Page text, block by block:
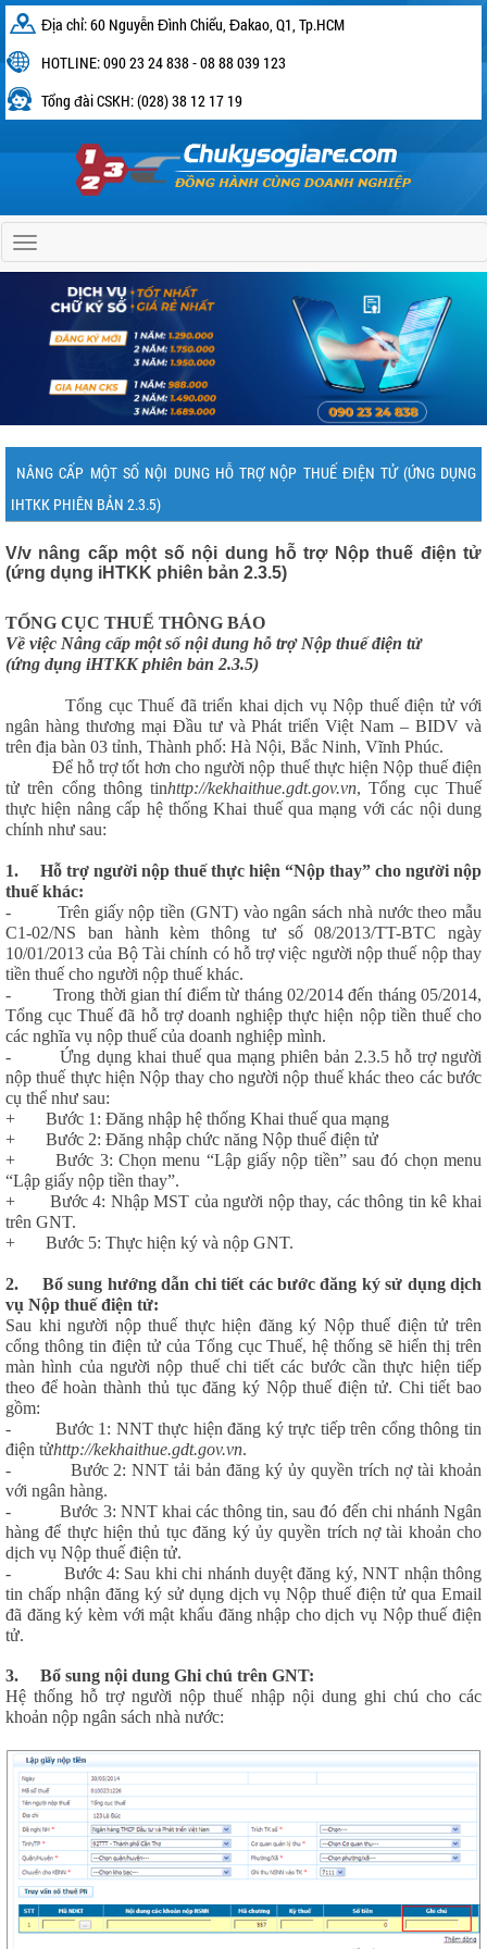
Địa chỉ: 60 Nguyễn Đình Chiểu, Đakao, Q1, Tp.HCM
HOTLINE: 090 23 24 838 - 08 88 039 123
Tổng đài CSKH: (028) 38 12 17 19
NÂNG CẤP MỘT SỐ NỘI DUNG HỖ TRỢ NỘP THUẾ ĐIỆN TỬ (ỨNG DỤNG
IHTKK PHIÊN BẢN 2.3.5)
V/v nâng cấp một số nội dung hỗ trợ Nộp thuế điện tử
(ứng dụng iHTKK phiên bản 2.3.5)
TỔNG CỤC THUẾ THÔNG BÁO
Về việc Nâng cấp một số nội dung hỗ trợ Nộp thuế điện tử
(ứng dụng iHTKK phiên bản 2.3.5)
Tổng cục Thuế đã triển khai dịch vụ Nộp thuế điện tử với
ngân hàng thương mại Đầu tư và Phát triển Việt Nam – BIDV và
trên địa bàn 03 tỉnh, Thành phố: Hà Nội, Bắc Ninh, Vĩnh Phúc.
Để hỗ trợ tốt hơn cho người nộp thuế thực hiện Nộp thuế điện
tử trên cổng thông tinhttp://kekhaithue.gdt.gov.vn, Tổng cục Thuế
thực hiện nâng cấp hệ thống Khai thuế qua mạng với các nội dung
chính như sau:
1. Hỗ trợ người nộp thuế thực hiện “Nộp thay” cho người nộp
thuế khác:
- Trên giấy nộp tiền (GNT) vào ngân sách nhà nước theo mẫu
C1-02/NS ban hành kèm thông tư số 08/2013/TT-BTC ngày
10/01/2013 của Bộ Tài chính có hỗ trợ việc người nộp thuế nộp thay
tiền thuế cho người nộp thuế khác.
- Trong thời gian thí điểm từ tháng 02/2014 đến tháng 05/2014,
Tổng cục Thuế đã hỗ trợ doanh nghiệp thực hiện nộp tiền thuế cho
các nghĩa vụ nộp thuế của doanh nghiệp mình.
- Ứng dụng khai thuế qua mạng phiên bản 2.3.5 hỗ trợ người
nộp thuế thực hiện Nộp thay cho người nộp thuế khác theo các bước
cụ thể như sau:
+ Bước 1: Đăng nhập hệ thống Khai thuế qua mạng
+ Bước 2: Đăng nhập chức năng Nộp thuế điện tử
+ Bước 3: Chọn menu “Lập giấy nộp tiền” sau đó chọn menu
“Lập giấy nộp tiền thay”.
+ Bước 4: Nhập MST của người nộp thay, các thông tin kê khai
trên GNT.
+ Bước 5: Thực hiện ký và nộp GNT.
2.Bổ sung hướng dẫn chi tiết các bước đăng ký sử dụng dịch
vụ Nộp thuế điện tử:
Sau khi người nộp thuế thực hiện đăng ký Nộp thuế điện tử trên
cổng thông tin điện tử của Tổng cục Thuế, hệ thống sẽ hiển thị trên
màn hình của người nộp thuế chi tiết các bước cần thực hiện tiếp
theo để hoàn thành thủ tục đăng ký Nộp thuế điện tử. Chi tiết bao
gồm:
- Bước 1: NNT thực hiện đăng ký trực tiếp trên cổng thông tin
điện tửhttp://kekhaithue.gdt.gov.vn.
- Bước 2: NNT tải bản đăng ký ủy quyền trích nợ tài khoản
với ngân hàng.
- Bước 3: NNT khai các thông tin, sau đó đến chi nhánh Ngân
hàng để thực hiện thủ tục đăng ký ủy quyền trích nợ tài khoản cho
dịch vụ Nộp thuế điện tử.
- Bước 4: Sau khi chi nhánh duyệt đăng ký, NNT nhận thông
tin chấp nhận đăng ký sử dụng dịch vụ Nộp thuế điện tử qua Email
đã đăng ký kèm với mật khẩu đăng nhập cho dịch vụ Nộp thuế điện
tử.
3. Bổ sung nội dung Ghi chú trên GNT:
Hệ thống hỗ trợ người nộp thuế nhập nội dung ghi chú cho các
khoản nộp ngân sách nhà nước: